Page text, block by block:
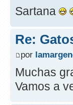
Sartana
Re:
por
Muchas
Vamos a